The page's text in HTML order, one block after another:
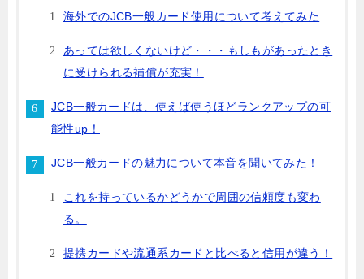
海外でのJCB一般カード使用について考えてみた
あっては欲しくないけど・・・もしもがあったとき
に受けられる補償が充実！
JCB一般カードは、使えば使うほどランクアップの可
能性up！
JCB一般カードの魅力について本音を聞いてみた！
これを持っているかどうかで周囲の信頼度も変わ
る。
提携カードや流通系カードと比べると信用が違う！